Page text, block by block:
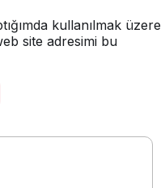
kullanılmak üzere
site adresimi bu